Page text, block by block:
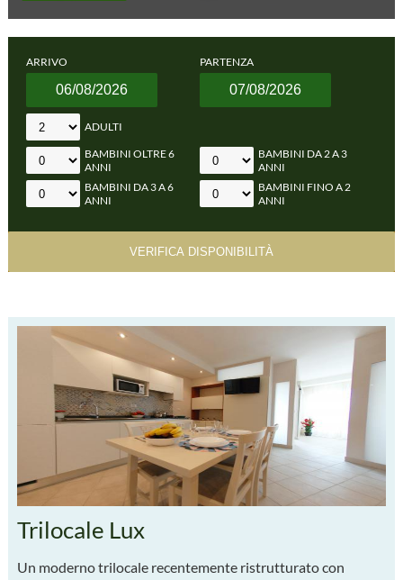
ARRIVO PARTENZA
ADULTI
BAMBINI OLTRE 6
ANNI
BAMBINI DA 2 A 3
ANNI
BAMBINI DA 3 A 6
ANNI
BAMBINI FINO A 2
ANNI
Trilocale Lux
Un moderno trilocale recentemente ristrutturato con